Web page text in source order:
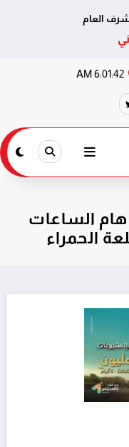
العام
6:01:42 AM
الساعات
الحمراء